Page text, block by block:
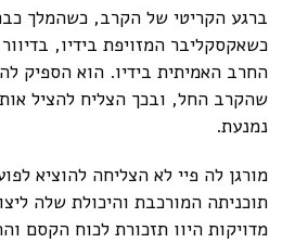
ברגע הקריטי של הקרב, כשהמלך
כשאקסקליבר המזויפת בידיו,
החרב האמיתית בידיו. הוא הספיק
שהקרב החל, ובכך הצליח להציל
נמנעת.
מורגן לה פיי לא הצליחה להוציא
תוכניתה המורכבת והיכולת שלה
מדויקות היוו תזכורת לכוח הקסם